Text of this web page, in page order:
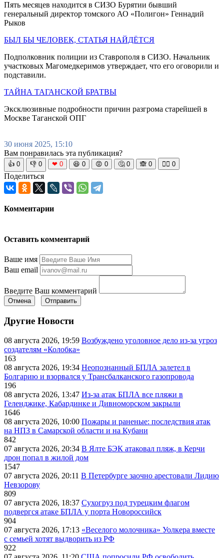
Пять месяцев находится в СИЗО Бурятии бывший
генеральный директор томского АО «Полигон» Геннадий
Рыков
БЫЛ БЫ ЧЕЛОВЕК, СТАТЬЯ НАЙДЁТСЯ
Подполковник полиции из Ставрополя в СИЗО. Начальник
участковых Магомедкеримов утверждает, что его оговорили и
подставили.
ТАЙНА ТАГАНСКОЙ БРАТВЫ
Эксклюзивные подробности причин разгрома старейшей в
Москве Таганской ОПГ
30 июня 2025, 15:10
Вам понравилась эта публикация?
👍 0 👎 0 ❤ 0 😆 0 😡 0 🤔 0 🙈 0 🧘‍♀️ 0
Поделиться
Комментарии
Оставить комментарий
Ваше имя
Ваш email
Введите Ваш комментарий
Отмена Отправить
Другие Новости
08 августа 2026, 19:59 Возбуждено уголовное дело из-за угроз
создателям «Колобка»
163
08 августа 2026, 19:34 Неопознанный БПЛА залетел в
Болгарию и взорвался у Трансбалканского газопровода
196
08 августа 2026, 13:47 Из-за атак БПЛА все пляжи в
Геленджике, Кабардинке и Дивноморском закрыли
1646
08 августа 2026, 10:00 Пожары и раненые: последствия атак
на НПЗ в Самарской области и на Кубани
842
07 августа 2026, 20:34 В Ялте БЭК атаковал пляж, в Керчи
дрон попал в жилой дом
1547
07 августа 2026, 20:11 В Петербурге заочно арестовали Лидию
Невзорову
809
07 августа 2026, 18:37 Сухогруз под турецким флагом
подвергся атаке БПЛА у порта Новороссийск
904
07 августа 2026, 17:13 «Веселого молочника» Уолкера вместе
с семьей хотят выдворить из РФ
922